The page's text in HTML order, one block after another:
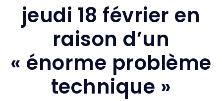
jeudi 18 février en
raison d’un
« énorme problème
technique »